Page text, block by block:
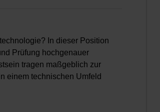
In dieser Position
Prüfung hochgenauer
tragen maßgeblich zur
einem technischen Umfeld